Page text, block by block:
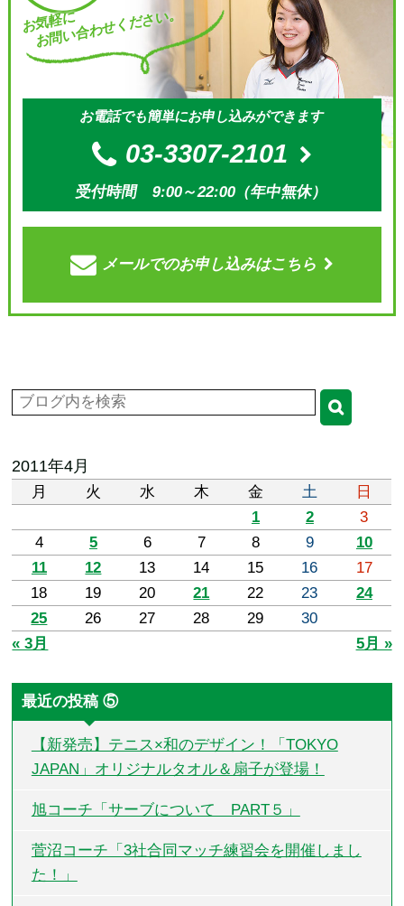
お気軽に
お問い合わせください。
お電話でも簡単にお申し込みができます
03-3307-2101
受付時間 9:00～22:00（年中無休）
メールでのお申し込みはこちら
2011年4月
月 火 水 木 金 土
日
1
2
3
4
5 6 7 8 9
10
11
12 13 14 15 16
17
18
19 20 21 22 23
24
25
26 27 28 29
30
« 3月
5月 »
最近の投稿 ⑤
【新発売】テニス×和のデザイン！「TOKYO
JAPAN」オリジナルタオル＆扇子が登場！
旭コーチ「サーブについて PART５」
菅沼コーチ「3社合同マッチ練習会を開催しまし
た！」